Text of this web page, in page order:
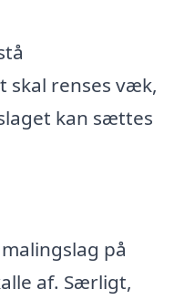
skal renses væk,
kan sættes
på
af. Særligt,